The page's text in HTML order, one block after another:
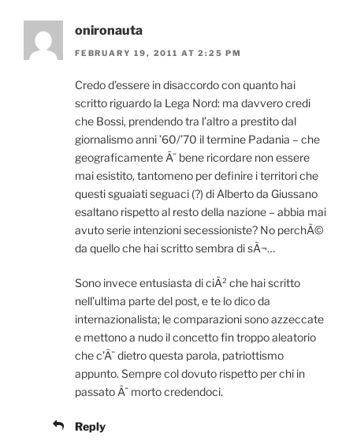
onironauta
FEBRUARY 19, 2011 AT 2:25 PM
Credo d’essere in disaccordo con quanto hai
scritto riguardo la Lega Nord: ma davvero credi
che Bossi, prendendo tra l’altro a prestito dal
giornalismo anni ’60/’70 il termine Padania – che
geograficamente Ã¨ bene ricordare non essere
mai esistito, tantomeno per definire i territori che
questi sguaiati seguaci (?) di Alberto da Giussano
esaltano rispetto al resto della nazione – abbia mai
avuto serie intenzioni secessioniste? No perchÃ©
da quello che hai scritto sembra di sÃ¬…
Sono invece entusiasta di ciÃ² che hai scritto
nell’ultima parte del post, e te lo dico da
internazionalista; le comparazioni sono azzeccate
e mettono a nudo il concetto fin troppo aleatorio
che c’Ã¨ dietro questa parola, patriottismo
appunto. Sempre col dovuto rispetto per chi in
passato Ã¨ morto credendoci.
Reply